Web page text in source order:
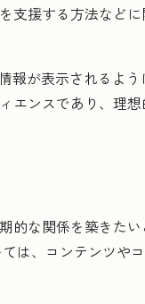
支援する方法など
報が表示されるよう
エンスであり、理
的な関係を築きたい
は、コンテンツや